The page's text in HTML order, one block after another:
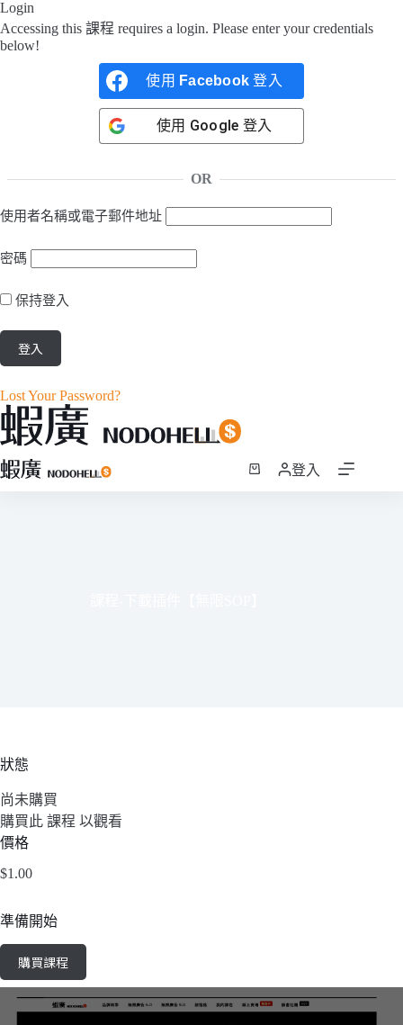
Login
Accessing this 課程 requires a login. Please enter your credentials
below!
使用 Facebook 登入
使用 Google 登入
OR
使用者名稱或電子郵件地址
密碼
保持登入
Lost Your Password?
跳
至
登入
狀態
尚未購買
購買此 課程 以觀看
價格
$1.00
準備開始
購買課程